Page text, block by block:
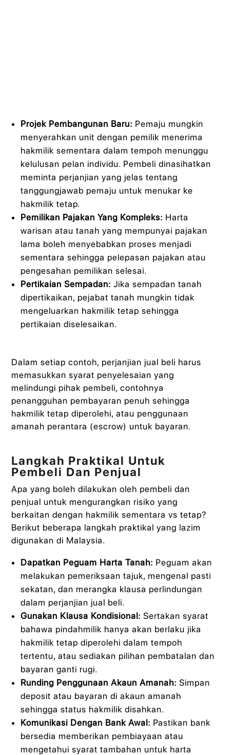
Projek Pembangunan Baru: Pemaju mungkin
menyerahkan unit dengan pemilik menerima
hakmilik sementara dalam tempoh menunggu
kelulusan pelan individu. Pembeli dinasihatkan
meminta perjanjian yang jelas tentang
tanggungjawab pemaju untuk menukar ke
hakmilik tetap.
Pemilikan Pajakan Yang Kompleks: Harta
warisan atau tanah yang mempunyai pajakan
lama boleh menyebabkan proses menjadi
sementara sehingga pelepasan pajakan atau
pengesahan pemilikan selesai.
Pertikaian Sempadan: Jika sempadan tanah
dipertikaikan, pejabat tanah mungkin tidak
mengeluarkan hakmilik tetap sehingga
pertikaian diselesaikan.
Dalam setiap contoh, perjanjian jual beli harus
memasukkan syarat penyelesaian yang
melindungi pihak pembeli, contohnya
penangguhan pembayaran penuh sehingga
hakmilik tetap diperolehi, atau penggunaan
amanah perantara (escrow) untuk bayaran.
Langkah Praktikal Untuk
Pembeli Dan Penjual
Apa yang boleh dilakukan oleh pembeli dan
penjual untuk mengurangkan risiko yang
berkaitan dengan hakmilik sementara vs tetap?
Berikut beberapa langkah praktikal yang lazim
digunakan di Malaysia.
Dapatkan Peguam Harta Tanah: Peguam akan
melakukan pemeriksaan tajuk, mengenal pasti
sekatan, dan merangka klausa perlindungan
dalam perjanjian jual beli.
Gunakan Klausa Kondisional: Sertakan syarat
bahawa pindahmilik hanya akan berlaku jika
hakmilik tetap diperolehi dalam tempoh
tertentu, atau sediakan pilihan pembatalan dan
bayaran ganti rugi.
Runding Penggunaan Akaun Amanah: Simpan
deposit atau bayaran di akaun amanah
sehingga status hakmilik disahkan.
Komunikasi Dengan Bank Awal: Pastikan bank
bersedia memberikan pembiayaan atau
mengetahui syarat tambahan untuk harta